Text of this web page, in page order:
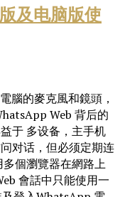
及电脑版使
腦的麥克風和鏡頭，
Web 背后的
于 多设备，主手机
对话，但必须定期连
個瀏覽器在網路上
會話中只能使用一